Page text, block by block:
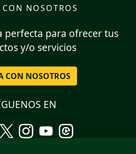
CON NOSOTROS
perfecta para ofrecer tus
y/o servicios
CON NOSOTROS
EN